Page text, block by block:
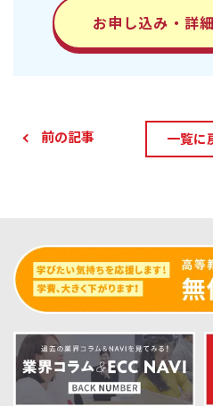
お申し込み・詳
前の記事 一覧に